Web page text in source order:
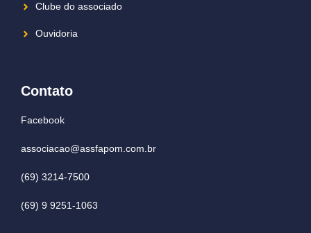
Clube do associado
Ouvidoria
Contato
Facebook
associacao@assfapom.com.br
(69) 3214-7500
(69) 9 9251-1063